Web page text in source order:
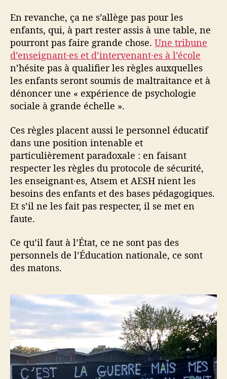
En revanche, ça ne s’allège pas pour les
enfants, qui, à part rester assis à une table, ne
pourront pas faire grande chose. Une tribune
d’enseignant·es et d’intervenant·es à l’école
n’hésite pas à qualifier les règles auxquelles
les enfants seront soumis de maltraitance et à
dénoncer une « expérience de psychologie
sociale à grande échelle ».
Ces règles placent aussi le personnel éducatif
dans une position intenable et
particulièrement paradoxale : en faisant
respecter les règles du protocole de sécurité,
les enseignant·es, Atsem et AESH nient les
besoins des enfants et des bases pédagogiques.
Et s’il ne les fait pas respecter, il se met en
faute.
Ce qu’il faut à l’État, ce ne sont pas des
personnels de l’Éducation nationale, ce sont
des matons.